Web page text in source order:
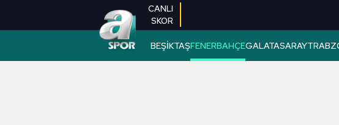
CANLI
SKOR
BEŞİKTAŞFENERBAHÇEGALATASARAY